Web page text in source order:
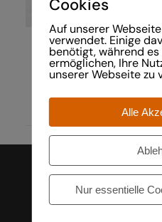
/
DETAILS
16
Leben 76
Cookies
Auf unserer
verwendet. Einige
benötigt, während
ermöglichen, Ihre
unserer Webseite zu
Alle
Nur essentielle